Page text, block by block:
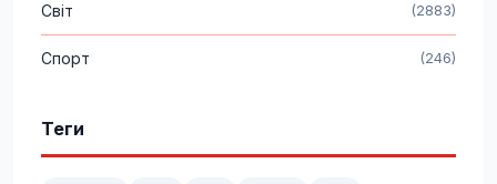
Світ (2883)
Спорт (246)
Теги